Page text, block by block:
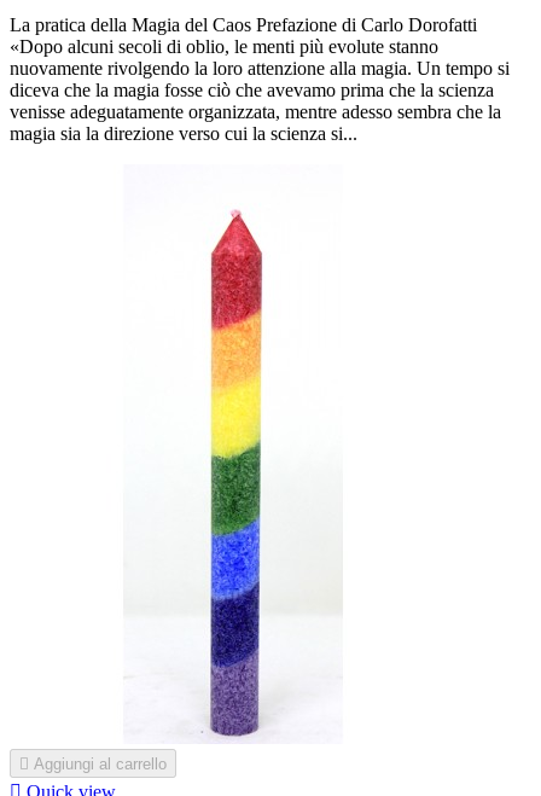
La pratica della Magia del Caos Prefazione di Carlo Dorofatti
«Dopo alcuni secoli di oblio, le menti più evolute stanno
nuovamente rivolgendo la loro attenzione alla magia. Un tempo si
diceva che la magia fosse ciò che avevamo prima che la scienza
venisse adeguatamente organizzata, mentre adesso sembra che la
magia sia la direzione verso cui la scienza si...
 Aggiungi al carrello
 Quick view